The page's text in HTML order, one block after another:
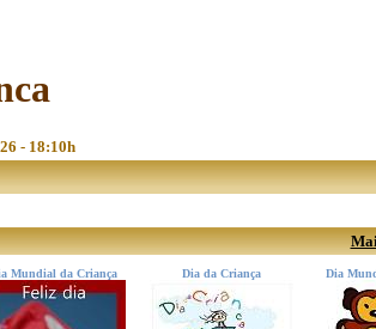
- 18:10h
Mundial da Criança Dia da Criança Dia